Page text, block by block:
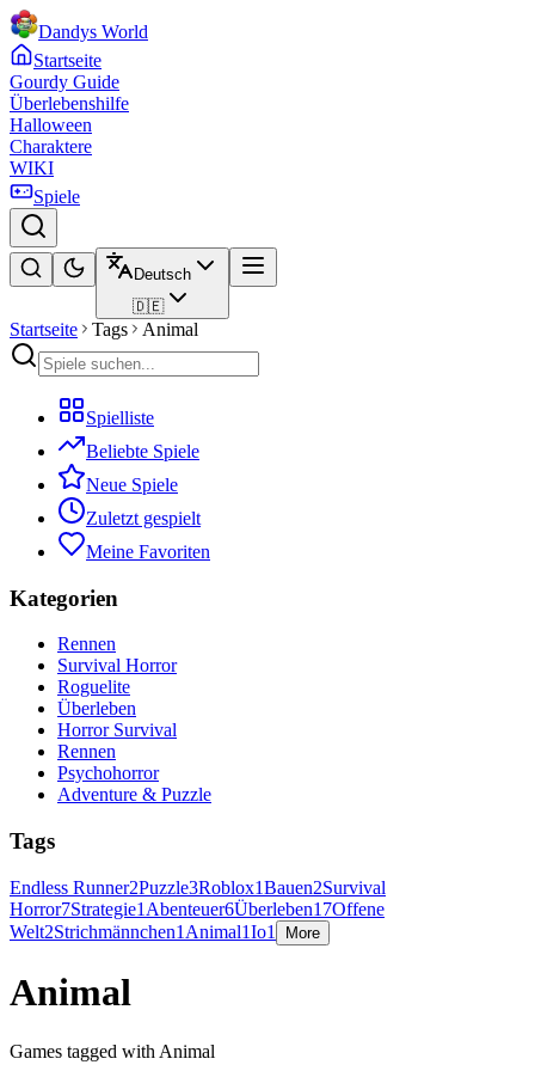
Dandys World
Startseite
Gourdy Guide
Überlebenshilfe
Halloween
Charaktere
WIKI
Spiele
Deutsch
🇩🇪
Startseite Tags Animal
Spielliste
Beliebte Spiele
Neue Spiele
Zuletzt gespielt
Meine Favoriten
Kategorien
Rennen
Survival Horror
Roguelite
Überleben
Horror Survival
Rennen
Psychohorror
Adventure & Puzzle
Tags
Endless Runner2Puzzle3Roblox1Bauen2Survival
Horror7Strategie1 Abenteuer6Überleben17Offene
Welt2Strichmännchen1 Animal1Io1 More
Animal
Games tagged with Animal